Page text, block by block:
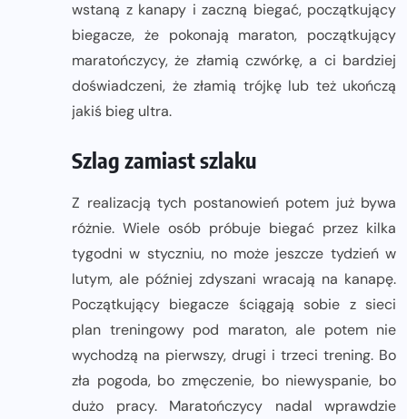
wstaną z kanapy i zaczną biegać, początkujący
biegacze, że pokonają maraton, początkujący
maratończycy, że złamią czwórkę, a ci bardziej
doświadczeni, że złamią trójkę lub też ukończą
jakiś bieg ultra.
Szlag zamiast szlaku
Z realizacją tych postanowień potem już bywa
różnie. Wiele osób próbuje biegać przez kilka
tygodni w styczniu, no może jeszcze tydzień w
lutym, ale później zdyszani wracają na kanapę.
Początkujący biegacze ściągają sobie z sieci
plan treningowy pod maraton, ale potem nie
wychodzą na pierwszy, drugi i trzeci trening. Bo
zła pogoda, bo zmęczenie, bo niewyspanie, bo
dużo pracy. Maratończycy nadal wprawdzie